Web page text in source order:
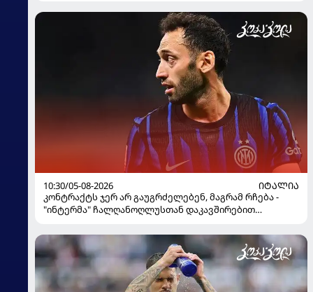
10:30/05-08-2026
ᲘᲢᲐᲚᲘᲐ
კონტრაქტს ჯერ არ გაუგრძელებენ, მაგრამ რჩება -
"ინტერმა" ჩალღანოღლუსთან დაკავშირებით